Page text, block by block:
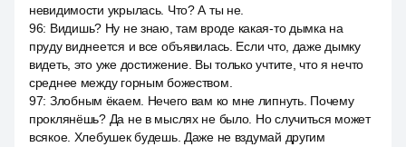
невидимости укрылась. Что? А ты не.
96: Видишь? Ну не знаю, там вроде какая-то дымка на
пруду виднеется и все объявилась. Если что, даже дымку
видеть, это уже достижение. Вы только учтите, что я нечто
среднее между горным божеством.
97: Злобным ёкаем. Нечего вам ко мне липнуть. Почему
проклянёшь? Да не в мыслях не было. Но случиться может
всякое. Хлебушек будешь. Даже не вздумай другим